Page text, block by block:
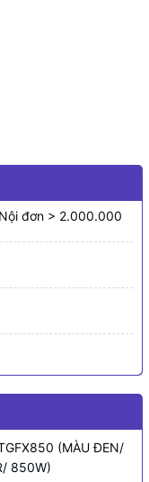
đơn > 2.000.000
(MÀU ĐEN/
850W)